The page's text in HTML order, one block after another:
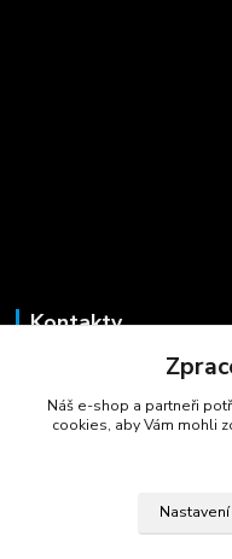
Kontakty
+420 723 725 881
(Po-Pá, 8-16 hod.)
Náš e-shop a partneři
cookies, aby Vám mohli
Nastavení